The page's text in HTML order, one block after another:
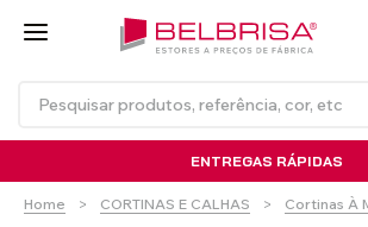
ENTREGAS RÁPIDAS
Home CORTINAS E CALHAS Cortinas À